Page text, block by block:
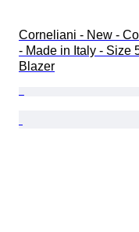
Corneliani - New -
- Made in Italy - Size
Blazer